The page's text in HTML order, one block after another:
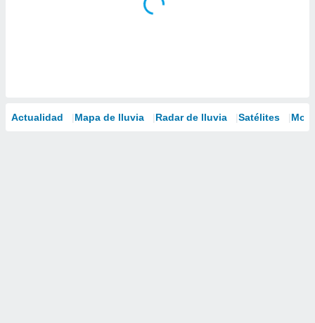
Actualidad Mapa de lluvia Radar de lluvia Satélites